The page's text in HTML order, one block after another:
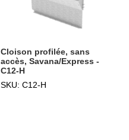
Cloison profilée, sans
accès, Savana/Express -
C12-H
SKU: C12-H